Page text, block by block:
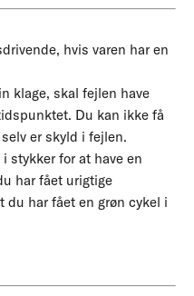
hvis varen har en
klage, skal fejlen have
Du kan ikke få
er skyld i fejlen.
stykker for at have en
har fået urigtige
du har fået en grøn cykel i